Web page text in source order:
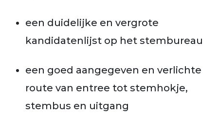
een duidelijke en vergrote
kandidatenlijst op het stembureau
een goed aangegeven en verlichte
route van entree tot stemhokje,
stembus en uitgang